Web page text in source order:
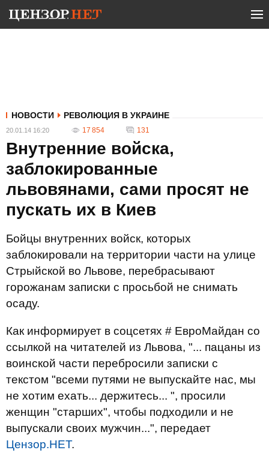
НОВОСТИ РЕВОЛЮЦИЯ В УКРАИНЕ
20.01.14 16:20 17 854 131
Внутренние войска,
заблокированные
львовянами, сами просят не
пускать их в Киев
Бойцы внутренних войск, которых
заблокировали на территории части на улице
Стрыйской во Львове, перебрасывают
горожанам записки с просьбой не снимать
осаду.
Как информирует в соцсетях # ЕвроМайдан со
ссылкой на читателей из Львова, "... пацаны из
воинской части перебросили записки с
текстом "всеми путями не выпускайте нас, мы
не хотим ехать... держитесь... ", просили
женщин "старших", чтобы подходили и не
выпускали своих мужчин...", передает
Цензор.НЕТ.